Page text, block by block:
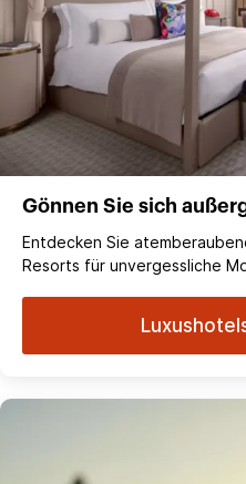
Gönnen Sie sich
Entdecken Sie
Resorts für unvergessliche